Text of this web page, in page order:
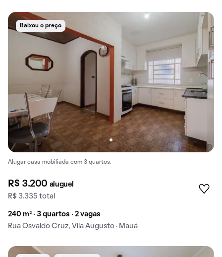
Baixou o preço
Alugar casa mobiliada com 3 quartos.
R$ 3.200 aluguel
R$ 3.335 total
240 m² · 3 quartos · 2 vagas
Rua Osvaldo Cruz, Vila Augusto · Mauá